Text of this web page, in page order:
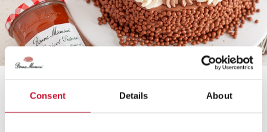
Consent Details About
Összetevők